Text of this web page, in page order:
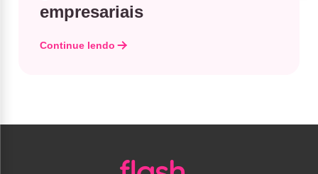
empresariais
Continue lendo